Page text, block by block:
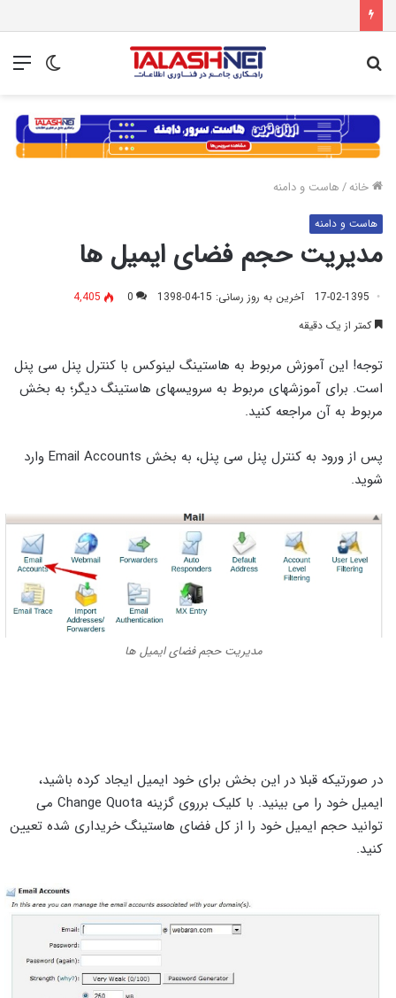
تغییر
خانه/هاست و دامنه
هاست و دامنه
مدیریت حجم فضای ایمیل ها
17-02-1395 آخرین به روز رسانی: 15-04-1398 0
4,405
کمتر از یک دقیقه
توجه! این آموزش مربوط به هاستینگ لینوکس با کنترل پنل سی پنل
است. برای آموزشهای مربوط به سرویسهای هاستینگ دیگر؛ به بخش
مربوط به آن مراجعه کنید.
پس از ورود به کنترل پنل سی پنل، به بخش Email Accounts وارد
شوید.
مدیریت حجم فضای ایمیل ها
در صورتیکه قبلا در این بخش برای خود ایمیل ایجاد کرده باشید،
ایمیل خود را می بینید. با کلیک برروی گزینه Change Quota می
توانید حجم ایمیل خود را از کل فضای هاستینگ خریداری شده تعیین
کنید.